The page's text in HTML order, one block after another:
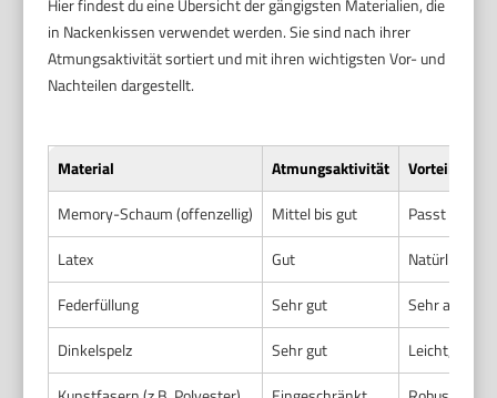
in Nackenkissen verwendet werden. Sie sind nach ihrer
Atmungsaktivität sortiert und mit ihren wichtigsten Vor- und
Nachteilen dargestellt.
Material Atmungsaktivität
Vorteile
Memory-Schaum (offenzellig)
Mittel bis gut
Passt sich
Latex
Gut
Natürlich
Federfüllung
Sehr gut
Sehr
Dinkelspelz
Sehr gut
Leicht,